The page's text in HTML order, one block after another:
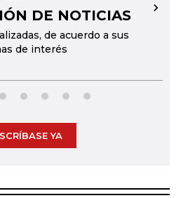
DE NOTICIAS
de acuerdo a sus
de interés
→
YA